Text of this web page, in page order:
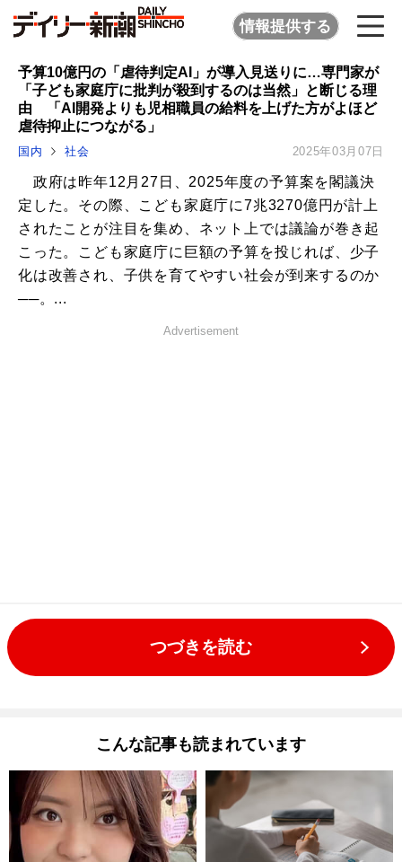
情報提供する
予算10億円の「虐待判定AI」が導入見送りに…専門家が
「子ども家庭庁に批判が殺到するのは当然」と断じる理
由 「AI開発よりも児相職員の給料を上げた方がよほど
虐待抑止につながる」
国内 社会 2025年03月07日
政府は昨年12月27日、2025年度の予算案を閣議決
定した。その際、こども家庭庁に7兆3270億円が計上
されたことが注目を集め、ネット上では議論が巻き起
こった。こども家庭庁に巨額の予算を投じれば、少子
化は改善され、子供を育てやすい社会が到来するのか
──。...
Advertisement
つづきを読む
こんな記事も読まれています